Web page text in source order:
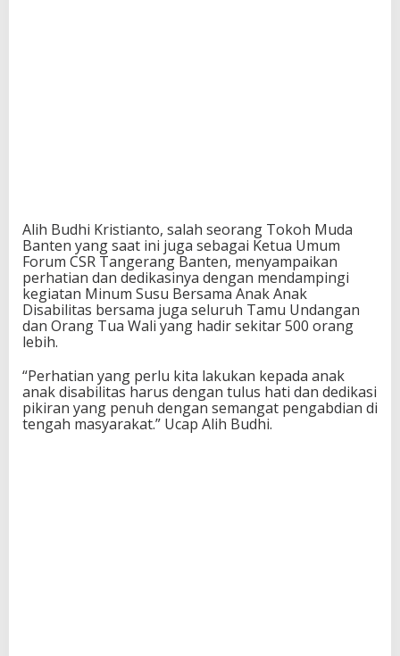
Alih Budhi Kristianto, salah seorang Tokoh Muda
Banten yang saat ini juga sebagai Ketua Umum
Forum CSR Tangerang Banten, menyampaikan
perhatian dan dedikasinya dengan mendampingi
kegiatan Minum Susu Bersama Anak Anak
Disabilitas bersama juga seluruh Tamu Undangan
dan Orang Tua Wali yang hadir sekitar 500 orang
lebih.
“Perhatian yang perlu kita lakukan kepada anak
anak disabilitas harus dengan tulus hati dan dedikasi
pikiran yang penuh dengan semangat pengabdian di
tengah masyarakat.” Ucap Alih Budhi.